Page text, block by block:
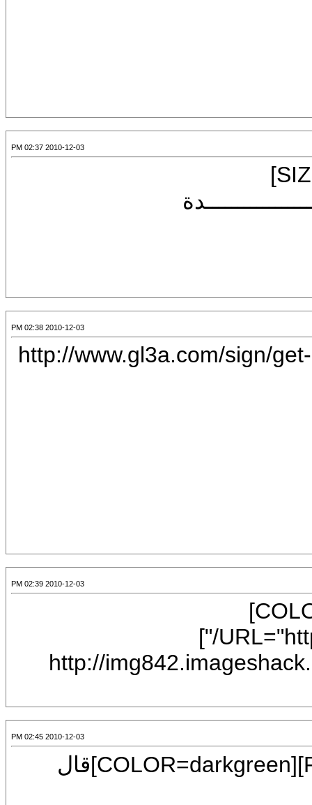
2010-12-03 02:37 PM
[CENTER][B][FONT=Mudir MT][SIZE=7]
2010-12-03 02:38 PM
[CENTER][IMG]http://
2010-12-03 02:39 PM
[LEFT][B][FONT=Verdana][COLOR=black]
[URL="http://img842.imageshack.us/i/allah.gif/"]
[IMG]http://
2010-12-03 02:45 PM
[CENTER][SIZE=7][FONT=Mudir MT][COLOR=darkgreen]قال